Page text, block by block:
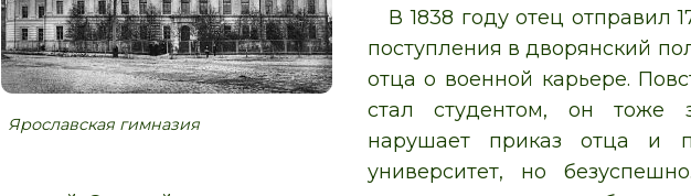
Ярославская гимназия
В 1838 году отец отправил
поступления в дворянский
отца о военной карьере.
стал студентом, он тоже
нарушает приказ отца и
университет, но